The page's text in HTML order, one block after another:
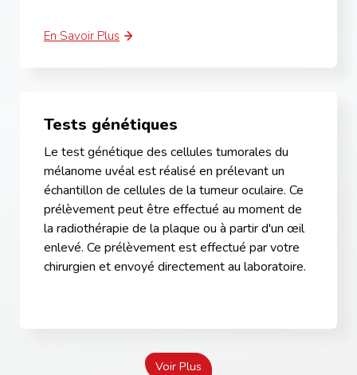
En Savoir Plus
Tests génétiques
Le test génétique des cellules tumorales du
mélanome uvéal est réalisé en prélevant un
échantillon de cellules de la tumeur oculaire. Ce
prélèvement peut être effectué au moment de
la radiothérapie de la plaque ou à partir d'un œil
enlevé. Ce prélèvement est effectué par votre
chirurgien et envoyé directement au laboratoire.
Voir Plus